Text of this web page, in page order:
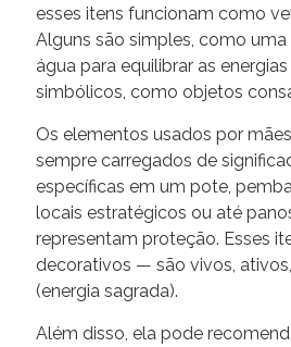
esses itens funcionam como
Alguns são simples, como
água para equilibrar as
simbólicos, como objetos
Os elementos usados por
sempre carregados de
específicas em um pote,
locais estratégicos ou até
representam proteção. Esses
decorativos — são vivos,
(energia sagrada).
Além disso, ela pode